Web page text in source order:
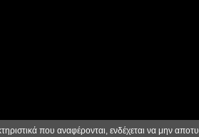
που αναφέρονται, ενδέχεται να μην